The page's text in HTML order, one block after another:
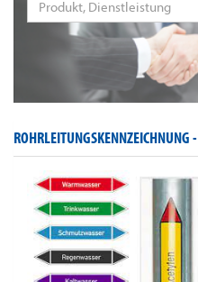
ROHRLEITUNGSKENNZEICHNUNG -